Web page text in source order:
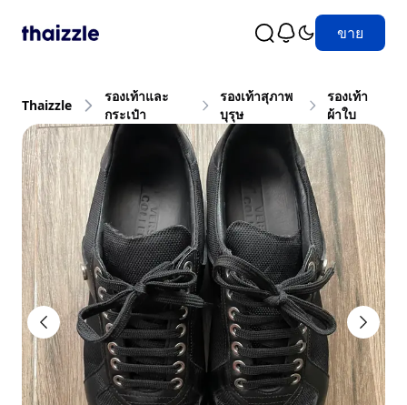
ขาย
Thaizzle
รองเท้าและ
กระเป๋า
รองเท้าสุภาพ
บุรุษ
รองเท้า
ผ้าใบ